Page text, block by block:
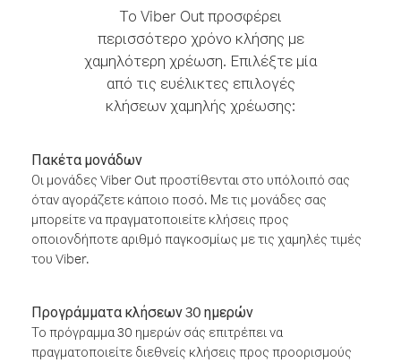
Το Viber Out προσφέρει
περισσότερο χρόνο κλήσης με
χαμηλότερη χρέωση. Επιλέξτε μία
από τις ευέλικτες επιλογές
κλήσεων χαμηλής χρέωσης:
Πακέτα μονάδων
Οι μονάδες Viber Out προστίθενται στο υπόλοιπό σας
όταν αγοράζετε κάποιο ποσό. Με τις μονάδες σας
μπορείτε να πραγματοποιείτε κλήσεις προς
οποιονδήποτε αριθμό παγκοσμίως με τις χαμηλές τιμές
του Viber.
Προγράμματα κλήσεων 30 ημερών
Το πρόγραμμα 30 ημερών σάς επιτρέπει να
πραγματοποιείτε διεθνείς κλήσεις προς προορισμούς